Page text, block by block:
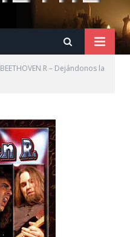
BEETHOVEN R – Dejándonos la